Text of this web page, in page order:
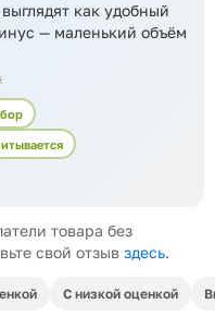
как удобный
— маленький объём
товара без
свой отзыв здесь.
С низкой оценкой